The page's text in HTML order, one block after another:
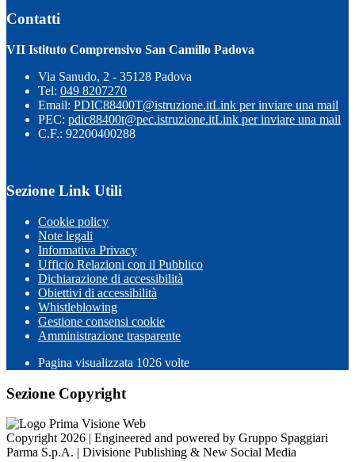
Contatti
VII Istituto Comprensivo San Camillo Padova
Via Sanudo, 2 - 35128 Padova
Tel: 049 8207270
Email: PDIC88400T@istruzione.itLink per inviare una mail
PEC: pdic88400t@pec.istruzione.itLink per inviare una mail
C.F.: 92200400288
Sezione Link Utili
Cookie policy
Note legali
Informativa Privacy
Ufficio Relazioni con il Pubblico
Dichiarazione di accessibilità
Obiettivi di accessibilità
Whistleblowing
Gestione consensi cookie
Amministrazione trasparente
Pagina visualizzata 1026 volte
Sezione Copyright
Copyright 2026 | Engineered and powered by Gruppo Spaggiari
Parma S.p.A. | Divisione Publishing & New Social Media